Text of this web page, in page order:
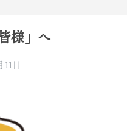
様」へ
日